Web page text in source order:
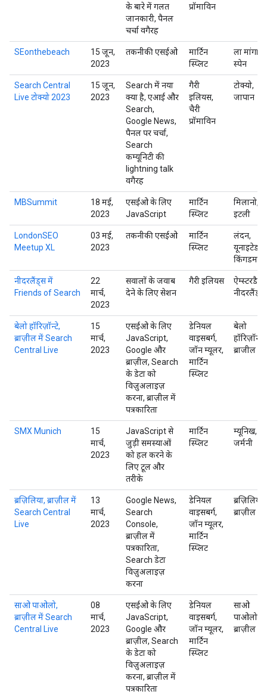
के बारे में गलत
जानकारी, पैनल
चर्चा वगैरह
प्रॉमाविन
SEonthebeach
15 जून,
2023
तकनीकी एसईओ
मार्टिन
स्प्लिट
ला मांगा,
स्पेन
Search Central
Live टोक्यो 2023
15 जून,
2023
Search में नया
क्या है, एआई और
Search,
Google News,
पैनल पर चर्चा,
Search
कम्यूनिटी की
lightning talk
वगैरह
गैरी
इलियस,
चैरी
प्रॉमाविन
टोक्यो,
जापान
MBSummit
18 मई,
2023
एसईओ के लिए
JavaScript
मार्टिन
स्प्लिट
मिलानो,
इटली
LondonSEO
Meetup XL
03 मई,
2023
तकनीकी एसईओ
मार्टिन
स्प्लिट
लंदन,
यूनाइटेड
किंगडम
नीदरलैंड्स में
Friends of Search
22
मार्च,
2023
सवालों के जवाब
देने के लिए सेशन
गैरी इलियस
ऐम्स्टरडैम,
नीदरलैंड्स
बेलो हॉरिज़ॉन्टे,
ब्राज़ील में Search
Central Live
15
मार्च,
2023
एसईओ के लिए
JavaScript,
Google और
ब्राज़ील, Search
के डेटा को
विज़ुअलाइज़
करना, ब्राज़ील में
पत्रकारिता
डेनियल
वाइसबर्ग,
जॉन म्यूलर,
मार्टिन
स्प्लिट
बेलो
हॉरिज़ॉन्टे,
ब्राजील
SMX Munich
15
मार्च,
2023
JavaScript से
जुड़ी समस्याओं
को हल करने के
लिए टूल और
तरीके
मार्टिन
स्प्लिट
म्यूनिख,
जर्मनी
ब्रज़िलिया, ब्राज़ील में
Search Central
Live
13
मार्च,
2023
Google News,
Search
Console,
ब्राज़ील में
पत्रकारिता,
Search डेटा
विज़ुअलाइज़
करना
डेनियल
वाइसबर्ग,
जॉन म्यूलर,
मार्टिन
स्प्लिट
ब्रज़िलिया,
ब्राज़ील
साओ पाओलो,
ब्राज़ील में Search
Central Live
08
मार्च,
2023
एसईओ के लिए
JavaScript,
Google और
ब्राज़ील, Search
के डेटा को
विज़ुअलाइज़
करना, ब्राज़ील में
पत्रकारिता
डेनियल
वाइसबर्ग,
जॉन म्यूलर,
मार्टिन
स्प्लिट
साओ
पाओलो,
ब्राज़ील